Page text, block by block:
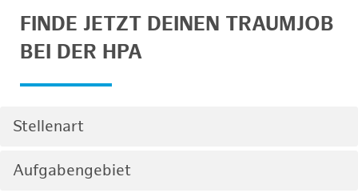
FINDE JETZT DEINEN TRAUMJOB
BEI DER HPA
Stellenart
Aufgabengebiet